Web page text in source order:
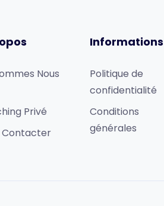
Nous
Privé
Contacter
Informations
Politique de
confidentialité
Conditions
générales